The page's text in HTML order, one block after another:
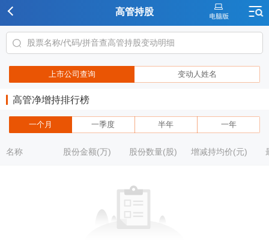
高管持股
上市公司查询 变动人姓名
高管净增持排行榜
一个月 一季度 半年 一年
名称 股份金额(万) 股份数量(股) 增减持均价(元)